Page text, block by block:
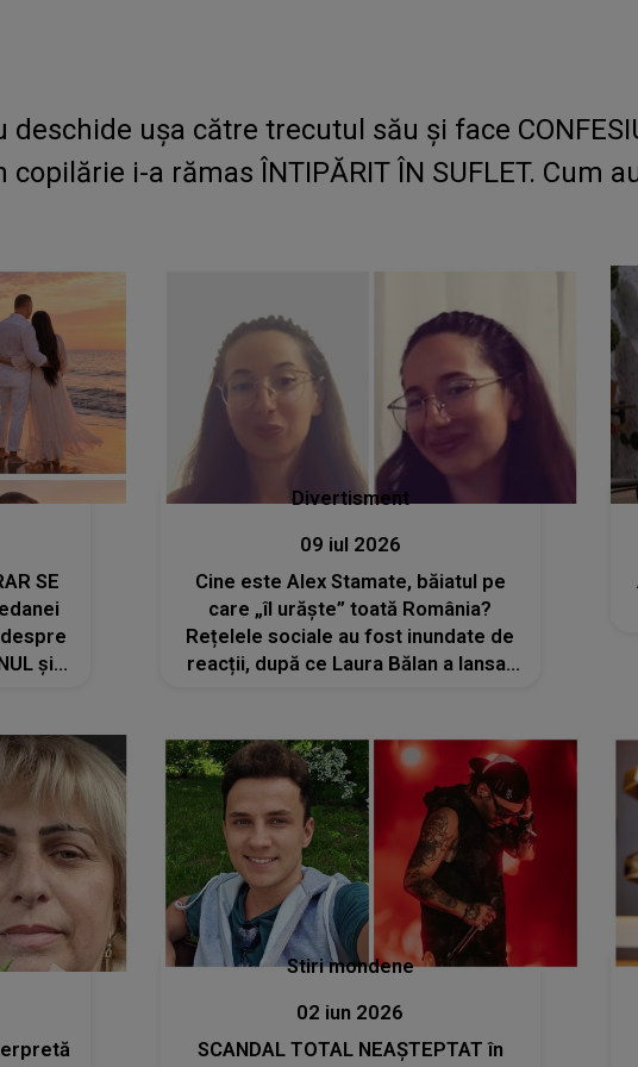
ușa către trecutul său și face
i-a rămas ÎNTIPĂRIT ÎN SUFLET. Cum
SE
și i-
Divertisment
09 iul 2026
Cine este Alex Stamate, băiatul pe
care „îl urăște” toată România?
Rețelele sociale au fost inundate de
reacții, după ce Laura Bălan a lansat
Stiri mondene
02 iun 2026
SCANDAL TOTAL NEAȘTEPTAT în